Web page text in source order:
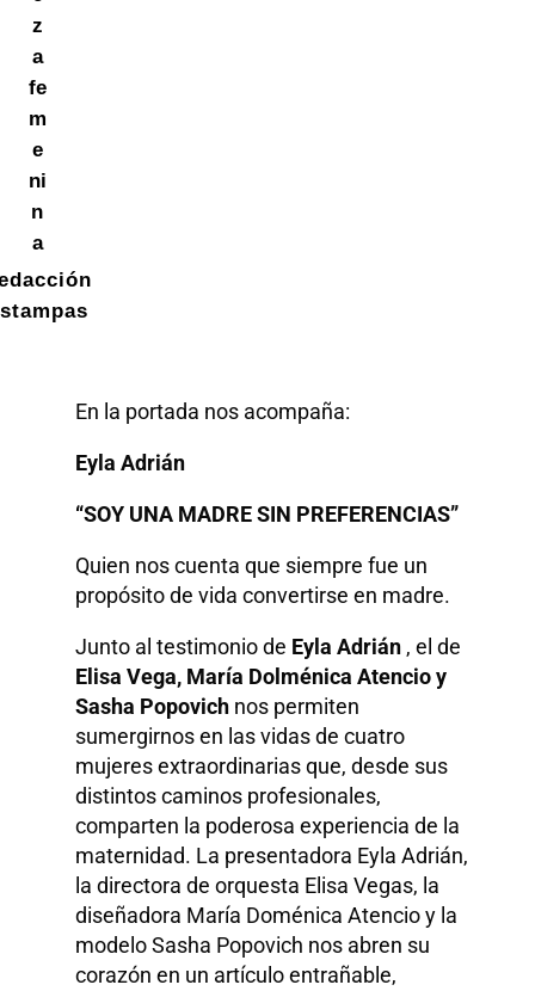
z
a
fe
m
e
ni
n
a
En la portada nos acompaña:
Eyla Adrián
“SOY UNA MADRE SIN PREFERENCIAS”
Quien nos cuenta que siempre fue un
propósito de vida convertirse en madre.
Junto al testimonio de Eyla Adrián , el de
Elisa Vega, María Dolménica Atencio y
Sasha Popovich nos permiten
sumergirnos en las vidas de cuatro
mujeres extraordinarias que, desde sus
distintos caminos profesionales,
comparten la poderosa experiencia de la
maternidad. La presentadora Eyla Adrián,
la directora de orquesta Elisa Vegas, la
diseñadora María Doménica Atencio y la
modelo Sasha Popovich nos abren su
corazón en un artículo entrañable,